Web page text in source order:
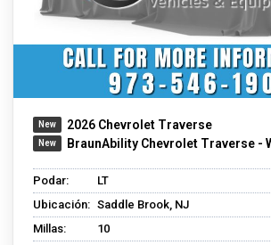
2026 Chevrolet Traverse
BraunAbility Chevrolet Traverse -
Podar:
LT
Ubicación: Saddle Brook, NJ
Millas:
10